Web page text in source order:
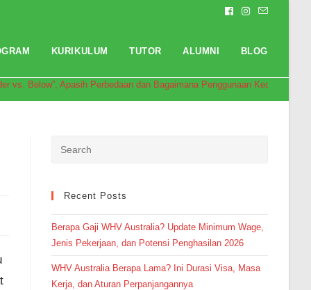
KURIKULUM TUTOR ALUMNI BLOG
vs. Below”, Apasih Perbedaan dan Bagaimana Penggunaan Keduanya?
Recent Posts
Berapa Gaji WHV Australia? Update Minimum Wage,
Jenis Pekerjaan, dan Potensi Penghasilan 2026
WHV Australia Berapa Lama? Ini Durasi Visa, Masa
Kerja, dan Aturan Perpanjangannya
Palembang melakukan